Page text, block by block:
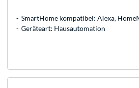
SmartHome kompatibel: Alexa,
Geräteart: Hausautomation